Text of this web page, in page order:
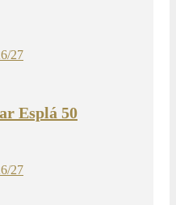
27
Esplá 50
27